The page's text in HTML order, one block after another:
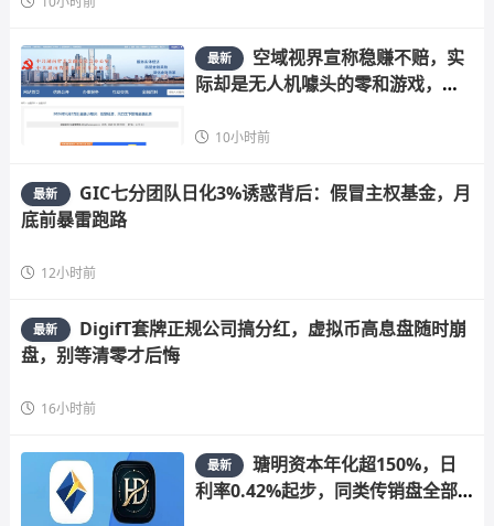
最新
空域视界宣称稳赚不赔，实
际却是无人机噱头的零和游戏，高
10小时前
最新
GIC七分团队日化3%诱惑背后：假冒主权基金，月
底前暴雷跑路
12小时前
最新
DigifT套牌正规公司搞分红，虚拟币高息盘随时崩
盘，别等清零才后悔
16小时前
最新
瑭明资本年化超150%，日
利率0.42%起步，同类传销盘全部